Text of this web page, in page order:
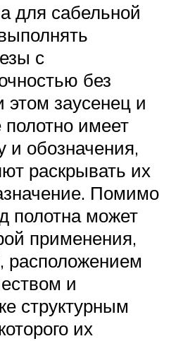
для сабельной
с
без
этом заусенец и
имеет
и обозначения,
раскрывать их
Помимо
полотна может
применения,
и
структурным
их